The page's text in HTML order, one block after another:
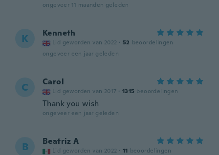
ongeveer 11 maanden geleden
K Kenneth
Lid geworden van 2022 · 52 beoordelingen
ongeveer een jaar geleden
C Carol
Lid geworden van 2017 · 1315 beoordelingen
Thank you wish
ongeveer een jaar geleden
B Beatriz A
Lid geworden van 2022 · 11 beoordelingen